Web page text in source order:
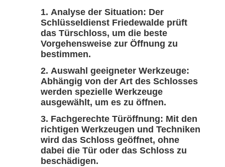
Analyse der Situation: Der
Schlüsseldienst Friedewalde prüft
das Türschloss, um die beste
Vorgehensweise zur Öffnung zu
bestimmen.
Auswahl geeigneter Werkzeuge:
Abhängig von der Art des Schlosses
werden spezielle Werkzeuge
ausgewählt, um es zu öffnen.
Fachgerechte Türöffnung: Mit den
richtigen Werkzeugen und Techniken
wird das Schloss geöffnet, ohne
dabei die Tür oder das Schloss zu
beschädigen.